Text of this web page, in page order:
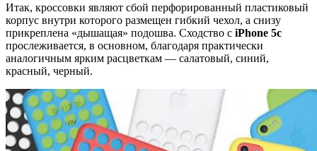
Итак, кроссовки являют сбой перфорированный пластиковый
корпус внутри которого размещен гибкий чехол, а снизу
прикреплена «дышащая» подошва. Сходство с iPhone 5c
прослеживается, в основном, благодаря практически
аналогичным ярким расцветкам — салатовый, синий,
красный, черный.